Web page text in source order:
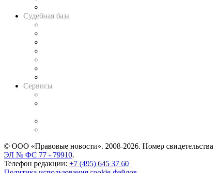
Судебная база
Сервисы
© ООО «Правовые новости». 2008-2026. Номер свидетельства
ЭЛ № ФС 77 - 79910.
Телефон редакции: +7 (495) 645 37 60